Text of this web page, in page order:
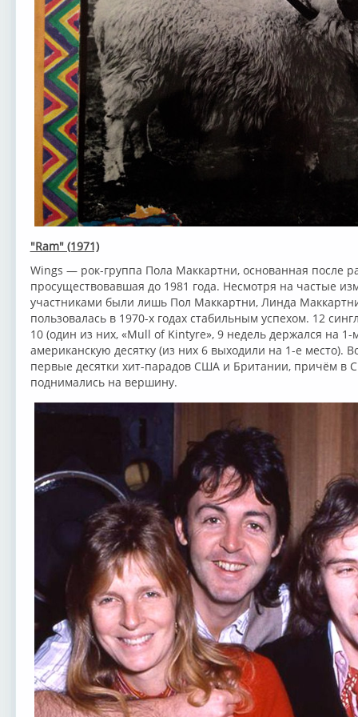
"Ram" (1971)
Wings — рок-группа Пола Маккартни, основанная после
просуществовавшая до 1981 года. Несмотря на частые
участниками были лишь Пол Маккартни, Линда
пользовалась в 1970-х годах стабильным успехом. 12
10 (один из них, «Mull of Kintyre», 9 недель держался на
американскую десятку (из них 6 выходили на 1-е место).
первые десятки хит-парадов США и Британии, причём в
поднимались на вершину.